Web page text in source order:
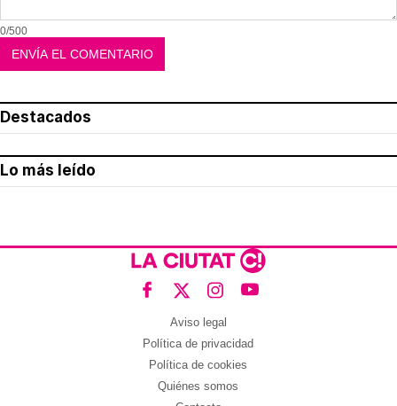
0/500
Destacados
Lo más leído
Aviso legal
Política de privacidad
Política de cookies
Quiénes somos